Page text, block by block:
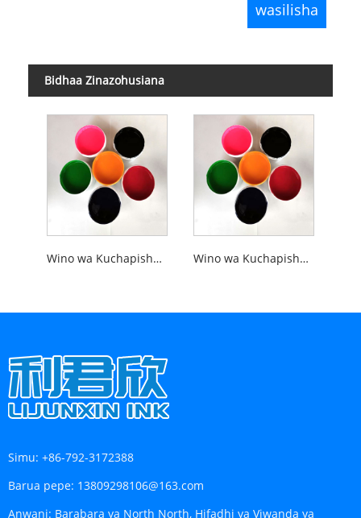
Bidhaa Zinazohusiana
Wino wa Kuchapisha wa Skrini ya Kuchapisha ya ABS ya Air Dry Wino wa Kuchapisha wa Skrini ya Kuchapisha ya Kompyuta ya Air Kavu
Simu: +86-792-3172388
Barua pepe: 13809298106@163.com
Anwani: Barabara ya North North, Hifadhi ya Viwanda ya